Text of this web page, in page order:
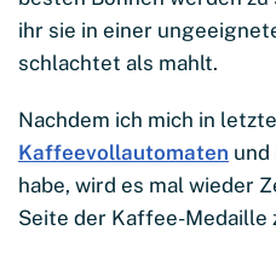
ihr sie in einer
schlachtet als mahlt.
Nachdem ich mich in
Kaffeevollautomaten
habe, wird es mal wieder
Seite der Kaffee-Medaille